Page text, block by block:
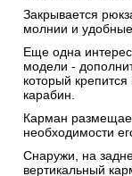
Закрывается
молнии и
Еще одна
модели -
который
карабин.
Карман
необходимости
Снаружи, на
вертикальный